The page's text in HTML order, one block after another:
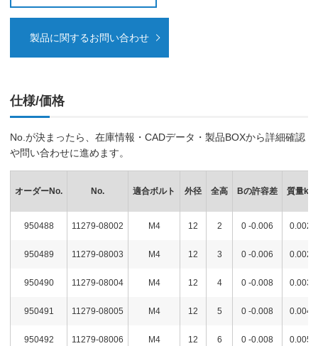
製品に関するお問い合わせ
仕様/価格
No.が決まったら、在庫情報・CADデータ・製品BOXから詳細確認
や問い合わせに進めます。
オーダーNo. No. 適合ボルト 外径 全高 Bの許容差 質量kg
950488 11279-08002 M4 12 2 0 -0.006 0.002
950489 11279-08003 M4 12 3 0 -0.006 0.002
950490 11279-08004 M4 12 4 0 -0.008 0.003
950491 11279-08005 M4 12 5 0 -0.008 0.004
950492 11279-08006 M4 12 6 0 -0.008 0.005